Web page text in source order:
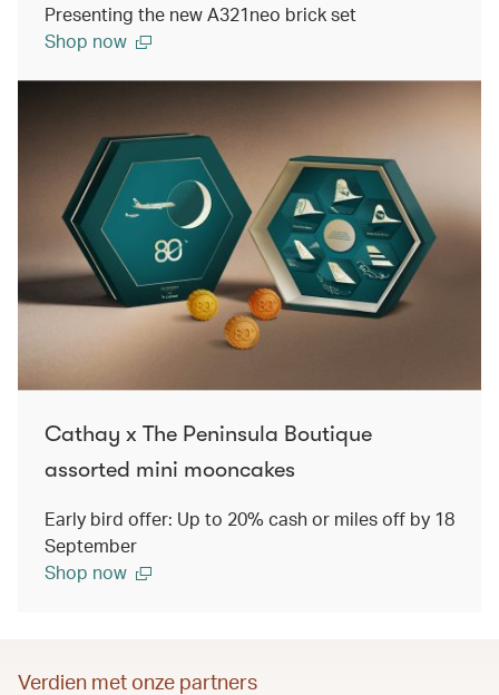
Presenting the new A321neo brick set
Shop now
Cathay x The Peninsula Boutique
assorted mini mooncakes
Early bird offer: Up to 20% cash or miles off by 18
September
Shop now
Verdien met onze partners